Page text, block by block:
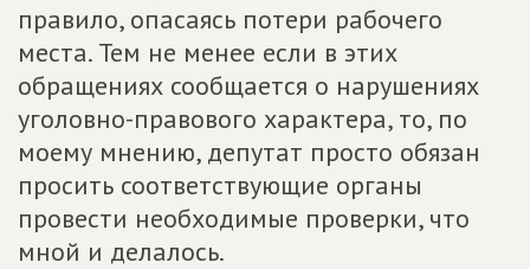
правило, опасаясь потери рабочего
места. Тем не менее если в этих
обращениях сообщается о нарушениях
уголовно-правового характера, то, по
моему мнению, депутат просто обязан
просить соответствующие органы
провести необходимые проверки, что
мной и делалось.